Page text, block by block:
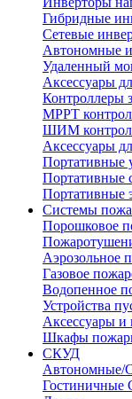
Гибридные
Сетевые
Автономные
Удаленный
Аксессуары
Контроллеры
MPPT
ШИМ
Аксессуары
Портативные
Портативные
Портативные
Системы
Порошковое
Аэрозольное
Газовое
Водопенное
Устройства
Аксессуары
Шкафы
СКУД
Автономные/